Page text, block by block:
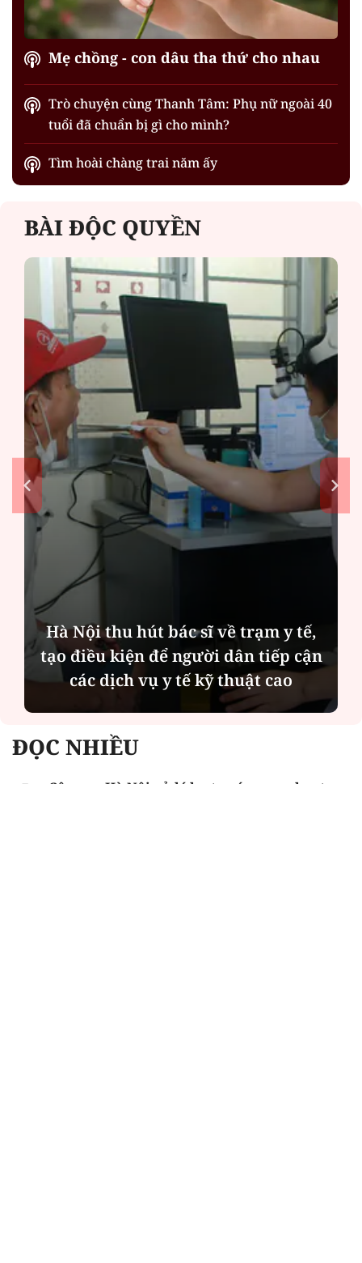
Mẹ chồng - con dâu tha thứ cho nhau
Trò chuyện cùng Thanh Tâm: Phụ nữ ngoài 40
tuổi đã chuẩn bị gì cho mình?
Tìm hoài chàng trai năm ấy
BÀI ĐỘC QUYỀN
Diễn đàn tháng 8: Ca sĩ Duyên
Quỳnh càng trân trọng thời gian
bên cha sau biến cố của gia đình
ĐỌC NHIỀU
Công an Hà Nội xử lý loạt quán game hoạt